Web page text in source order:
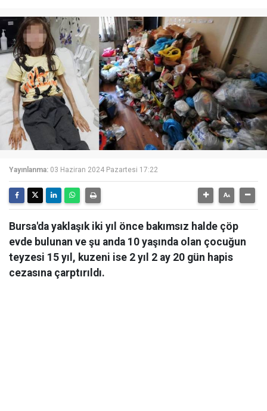
Yayınlanma: 03 Haziran 2024 Pazartesi 17:22
Bursa'da yaklaşık iki yıl önce bakımsız halde çöp
evde bulunan ve şu anda 10 yaşında olan çocuğun
teyzesi 15 yıl, kuzeni ise 2 yıl 2 ay 20 gün hapis
cezasına çarptırıldı.